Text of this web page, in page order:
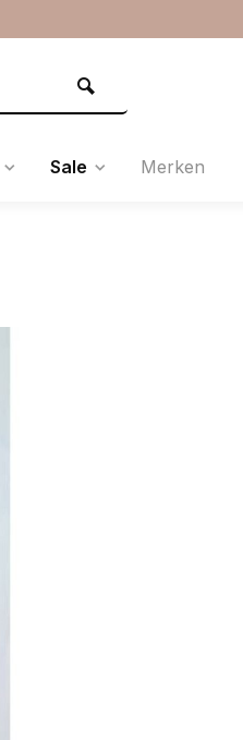
Sale Merken